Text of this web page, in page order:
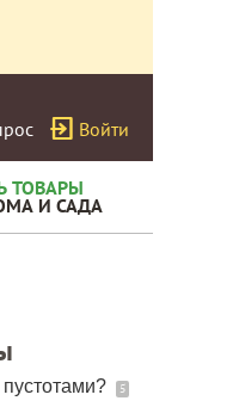
Войти
ТОВАРЫ
И САДА
5